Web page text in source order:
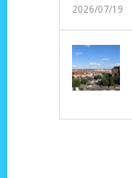
2026/07/19